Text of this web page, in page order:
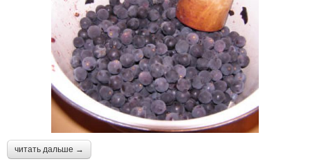
читать дальше →